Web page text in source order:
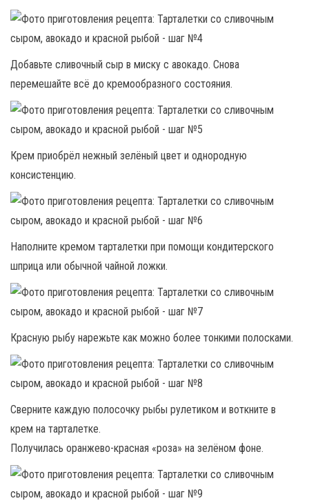
Добавьте сливочный сыр в миску с авокадо. Снова
перемешайте всё до кремообразного состояния.
Крем приобрёл нежный зелёный цвет и однородную
консистенцию.
Наполните кремом тарталетки при помощи кондитерского
шприца или обычной чайной ложки.
Красную рыбу нарежьте как можно более тонкими полосками.
Сверните каждую полосочку рыбы рулетиком и воткните в
крем на тарталетке.
Получилась оранжево-красная «роза» на зелёном фоне.